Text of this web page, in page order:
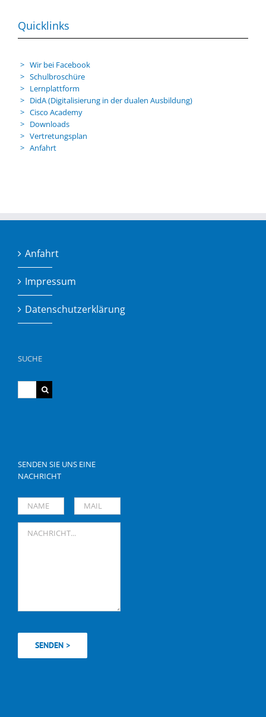
Quicklinks
Wir bei Facebook
Schulbroschüre
Lernplattform
DidA (Digitalisierung in der dualen Ausbildung)
Cisco Academy
Downloads
Vertretungsplan
Anfahrt
Anfahrt
Impressum
Datenschutzerklärung
SUCHE
nach:
SENDEN SIE UNS EINE
NACHRICHT